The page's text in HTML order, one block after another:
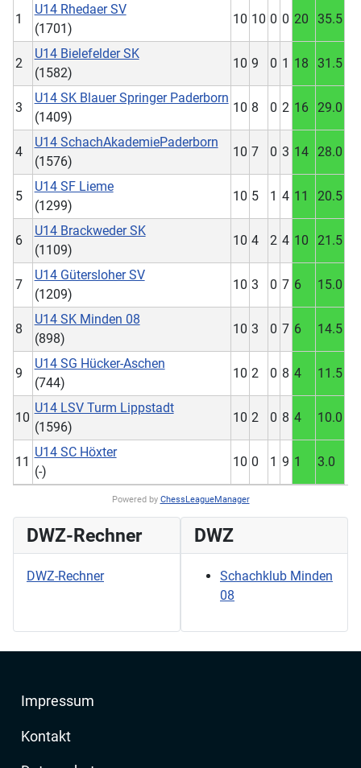
1
U14 Rhedaer SV
(1701)
10 10 0 0 20 35.5
2
U14 Bielefelder SK
(1582)
10 9 0 1 18 31.5
3
U14 SK Blauer Springer Paderborn
(1409)
10 8 0 2 16 29.0
4
U14 SchachAkademiePaderborn
(1576)
10 7 0 3 14 28.0
5
U14 SF Lieme
(1299)
10 5 1 4 11 20.5
6
U14 Brackweder SK
(1109)
10 4 2 4 10 21.5
7
U14 Gütersloher SV
(1209)
10 3 0 7 6 15.0
8
U14 SK Minden 08
(898)
10 3 0 7 6 14.5
9
U14 SG Hücker-Aschen
(744)
10 2 0 8 4 11.5
10
U14 LSV Turm Lippstadt
(1596)
10 2 0 8 4 10.0
11
U14 SC Höxter
(-)
10 0 1 9 1 3.0
Powered by ChessLeagueManager
DWZ-Rechner
DWZ-Rechner
DWZ
Schachklub Minden
08
Impressum
Kontakt